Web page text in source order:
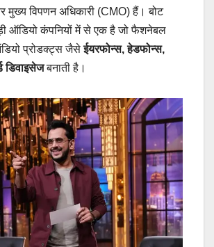
विपणन अधिकारी (CMO) हैं। बोट
ऑडियो कंपनियों में से एक है जो फैशनेबल
प्रोडक्ट्स जैसेईयरफोन्स, हेडफोन्स,
डिवाइसेजबनाती है।